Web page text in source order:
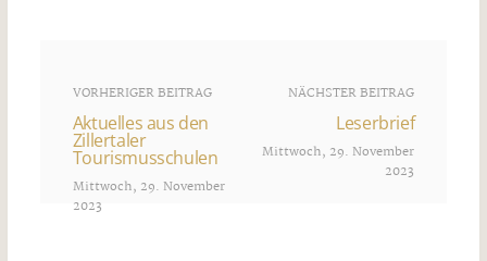
VORHERIGER BEITRAG
Aktuelles aus den
Zillertaler
Tourismusschulen
Mittwoch, 29. November
2023
NÄCHSTER BEITRAG
Leserbrief
Mittwoch, 29. November
2023